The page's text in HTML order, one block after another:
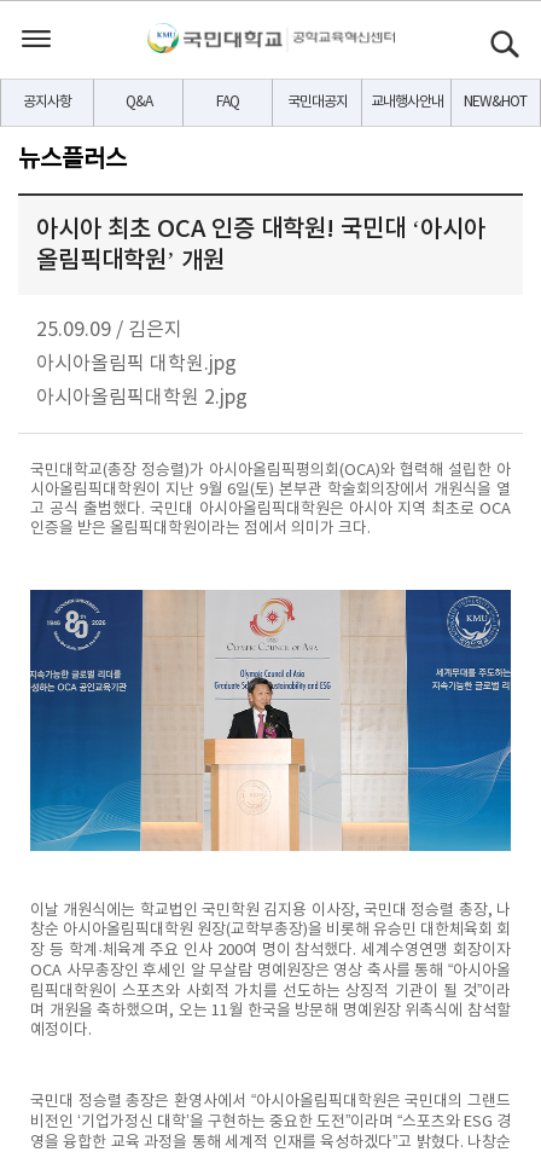
공지사항 Q&A FAQ 국민대공지 교내행사안내 NEW&HOT
뉴스플러스
아시아 최초 OCA 인증 대학원! 국민대 ‘아시아
올림픽대학원’ 개원
25.09.09 / 김은지
아시아올림픽 대학원.jpg
아시아올림픽대학원 2.jpg
국민대학교(총장 정승렬)가 아시아올림픽평의회(OCA)와 협력해 설립한 아
시아올림픽대학원이 지난 9월 6일(토) 본부관 학술회의장에서 개원식을 열
고 공식 출범했다. 국민대 아시아올림픽대학원은 아시아 지역 최초로 OCA
인증을 받은 올림픽대학원이라는 점에서 의미가 크다.
이날 개원식에는 학교법인 국민학원 김지용 이사장, 국민대 정승렬 총장, 나
창순 아시아올림픽대학원 원장(교학부총장)을 비롯해 유승민 대한체육회 회
장 등 학계·체육계 주요 인사 200여 명이 참석했다. 세계수영연맹 회장이자
OCA 사무총장인 후세인 알 무살람 명예원장은 영상 축사를 통해 “아시아올
림픽대학원이 스포츠와 사회적 가치를 선도하는 상징적 기관이 될 것”이라
며 개원을 축하했으며, 오는 11월 한국을 방문해 명예원장 위촉식에 참석할
예정이다.
국민대 정승렬 총장은 환영사에서 “아시아올림픽대학원은 국민대의 그랜드
비전인 ‘기업가정신 대학’을 구현하는 중요한 도전”이라며 “스포츠와 ESG 경
영을 융합한 교육 과정을 통해 세계적 인재를 육성하겠다”고 밝혔다. 나창순